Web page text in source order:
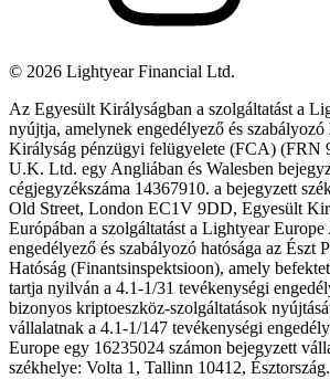
© 2026 Lightyear Financial Ltd.
Az Egyesült Királyságban a szolgáltatást a
nyújtja, amelynek engedélyező és szabályozó
Királyság pénzügyi felügyelete (FCA) (FRN
U.K. Ltd. egy Angliában és Walesben
cégjegyzékszáma 14367910. a bejegyzett
Old Street, London EC1V 9DD, Egyesült
Európában a szolgáltatást a Lightyear
engedélyező és szabályozó hatósága az Észt
Hatóság (Finantsinspektsioon), amely
tartja nyilván a 4.1-1/31 tevékenységi
bizonyos kriptoeszköz-szolgáltatások
vállalatnak a 4.1-1/147 tevékenységi
Europe egy 16235024 számon bejegyzett
székhelye: Volta 1, Tallinn 10412, Észtország.